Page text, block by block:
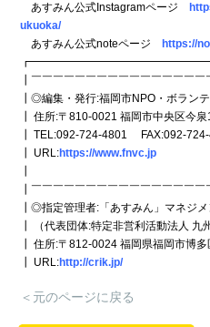
あすみん公式Instagramページ
ukuoka/
あすみん公式noteページ
https://
┃￣￣￣￣￣￣￣￣￣￣￣￣￣￣￣
┃◎編集・発行:福岡市NPO・ボラン
┃ 住所:〒810-0021 福岡市中央区今
┃ TEL:092-724-4801 FAX:092-
┃ URL:https://www.fnvc.jp
┃￣￣￣￣￣￣￣￣￣￣￣￣￣￣￣
┃◎指定管理者:「あすみん」マネジ
┃ （代表団体:特定非営利活動法人 九
┃ 住所:〒812-0024 福岡県福岡市博
┃ URL:http://crik.jp/
＜元のページに戻る